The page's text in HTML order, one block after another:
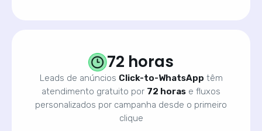
72 horas
Leads de anúncios Click-to-WhatsApp têm
atendimento gratuito por 72 horas e fluxos
personalizados por campanha desde o primeiro
clique